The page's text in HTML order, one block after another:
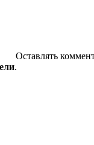
Оставлять
.